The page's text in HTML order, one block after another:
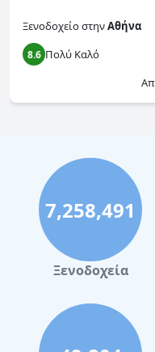
ΞενοδοχείοστηνΑθήνα
8.6 Πολύ Καλό
7,258,491
Ξενοδοχεία